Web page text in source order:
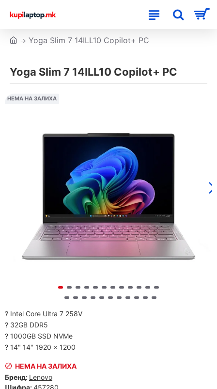
Yoga Slim 7 14ILL10 Copilot+ PC
Yoga Slim 7 14ILL10 Copilot+ PC
НЕМА НА ЗАЛИХА
? Intel Core Ultra 7 258V
? 32GB DDR5
? 1000GB SSD NVMe
? 14" 14" 1920 x 1200
НЕМА НА ЗАЛИХА
Бренд: Lenovo
Шифра:457280